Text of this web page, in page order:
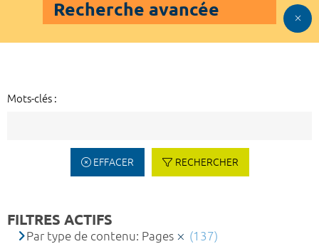
Recherche avancée
Mots-clés :
EFFACER RECHERCHER
FILTRES ACTIFS
Par type de contenu: Pages
(137)